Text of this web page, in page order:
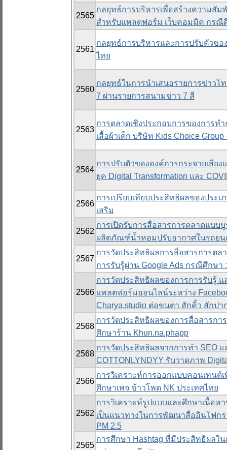
2565
กลยุทธ์การบริหารเพื่อสร้างความสั
สำหรับแพลตฟอร์ม เว็บคอมมิค กรณี
2561
กลยุทธ์การบริหารและการปรับตัวขอ
ไทย
2560
กลยุทธ์ในการนำเสนอรายการข่าว
7 ผ่านรายการสนามข่าว 7 สี
2563
การตลาดเชิงประกอบการของการ
เสื้อผ้าเด็ก บริษัท Kids Choice Group
2564
การปรับตัวขององค์การกระจายเสีย
ยุค Digital Transformation และ
2566
การเปรียบเทียบประสิทธิผลของปร
เสริม
2562
การเปิดรับการสื่อสารการตลาดแบ
ผลิตภัณฑ์น้ำหอมปรับอากาศในรถยน
2567
การวัดประสิทธิผลการสื่อสารการต
การรับรู้ผ่าน Google Ads กรณีศึกษา
2566
การวัดประสิทธิผลของการการรับรู้
แพลตฟอร์มออนไลน์ระหว่าง
Charya.studio ต่อขนตา สักคิ้ว สักปา
2568
การวัดประสิทธิผลของการสื่อสารก
ศึกษาร้าน Khun.na.phapp
2568
การวัดประสิทธิผลจากการทำ SEO
COTTONLYNDYY รับวาดภาพ
2566
การวิเคราะห์การออกแบบคอนเทน
ศึกษาเพจ ข้าวโพด NK ประเทศไทย
2562
การวิเคราะห์รูปแบบและศึกษาเนื้อห
เป็นแนวทางในการพัฒนาสื่ออินโฟก
PM 2.5
2565
การศึกษา Hashtag ที่มีประสิทธิผลใ